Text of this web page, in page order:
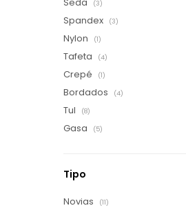
(3)
Spandex (3)
Nylon (1)
Tafeta (4)
Crepé (1)
Bordados (4)
Tul (8)
Gasa (5)
Tipo
Novias (11)